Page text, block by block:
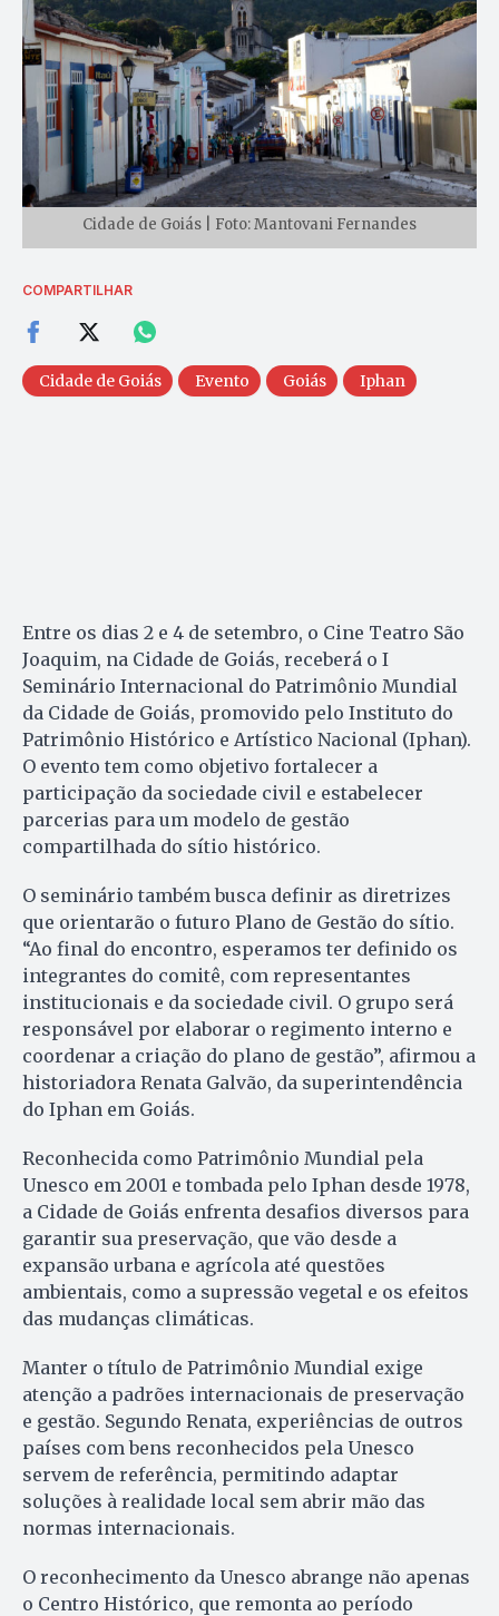
Cidade de Goiás | Foto: Mantovani Fernandes
COMPARTILHAR
Cidade de Goiás Evento Goiás Iphan
Entre os dias 2 e 4 de setembro, o Cine Teatro São
Joaquim, na Cidade de Goiás, receberá o I
Seminário Internacional do Patrimônio Mundial
da Cidade de Goiás, promovido pelo Instituto do
Patrimônio Histórico e Artístico Nacional (Iphan).
O evento tem como objetivo fortalecer a
participação da sociedade civil e estabelecer
parcerias para um modelo de gestão
compartilhada do sítio histórico.
O seminário também busca definir as diretrizes
que orientarão o futuro Plano de Gestão do sítio.
“Ao final do encontro, esperamos ter definido os
integrantes do comitê, com representantes
institucionais e da sociedade civil. O grupo será
responsável por elaborar o regimento interno e
coordenar a criação do plano de gestão”, afirmou a
historiadora Renata Galvão, da superintendência
do Iphan em Goiás.
Reconhecida como Patrimônio Mundial pela
Unesco em 2001 e tombada pelo Iphan desde 1978,
a Cidade de Goiás enfrenta desafios diversos para
garantir sua preservação, que vão desde a
expansão urbana e agrícola até questões
ambientais, como a supressão vegetal e os efeitos
das mudanças climáticas.
Manter o título de Patrimônio Mundial exige
atenção a padrões internacionais de preservação
e gestão. Segundo Renata, experiências de outros
países com bens reconhecidos pela Unesco
servem de referência, permitindo adaptar
soluções à realidade local sem abrir mão das
normas internacionais.
O reconhecimento da Unesco abrange não apenas
o Centro Histórico, que remonta ao período